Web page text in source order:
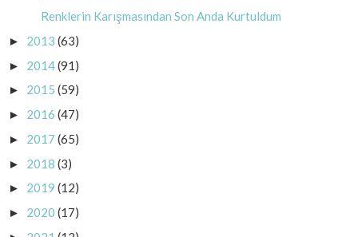
Renklerin Karışmasından Son Anda Kurtuldum
► 2013 (63)
► 2014(91)
► 2015 (59)
► 2016 (47)
► 2017 (65)
► 2018 (3)
► 2019 (12)
► 2020 (17)